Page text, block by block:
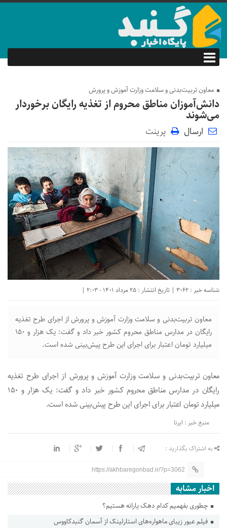
معاون تربیت‌بدنی و سلامت وزارت آموزش و پرورش
دانش‌آموزان مناطق محروم از تغذیه رایگان برخوردار
می‌شوند
ارسال پرینت
شناسه خبر : 3062 | تاریخ انتشار : 25 مرداد 1401 - 2:03 |
معاون تربیت‌بدنی و سلامت وزارت آموزش و پرورش از اجرای طرح تغذیه
رایگان در مدارس مناطق محروم کشور خبر داد و گفت: یک هزار و ۱۵۰
میلیارد تومان اعتبار برای اجرای این طرح پیش‌بینی شده است.
معاون تربیت‌بدنی و سلامت وزارت آموزش و پرورش از اجرای طرح تغذیه
رایگان در مدارس مناطق محروم کشور خبر داد و گفت: یک هزار و ۱۵۰
میلیارد تومان اعتبار برای اجرای این طرح پیش‌بینی شده است.
منبع خبر : ایرنا
به اشتراک بگذارید :
https://akhbaregonbad.ir/?p=3062
اخبار مشابه
چطوری بفهمیم کدام دهک یارانه هستیم؟
فیلم عبور زیبای ماهواره‌های استارلینک از آسمان گنبدکاووس